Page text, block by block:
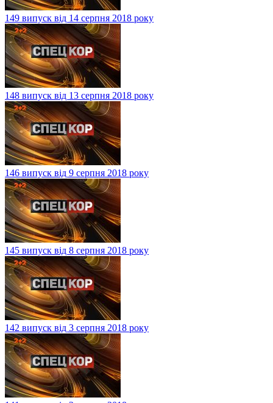
149 випуск від 14 серпня 2018 року
148 випуск від 13 серпня 2018 року
146 випуск від 9 серпня 2018 року
145 випуск від 8 серпня 2018 року
142 випуск від 3 серпня 2018 року